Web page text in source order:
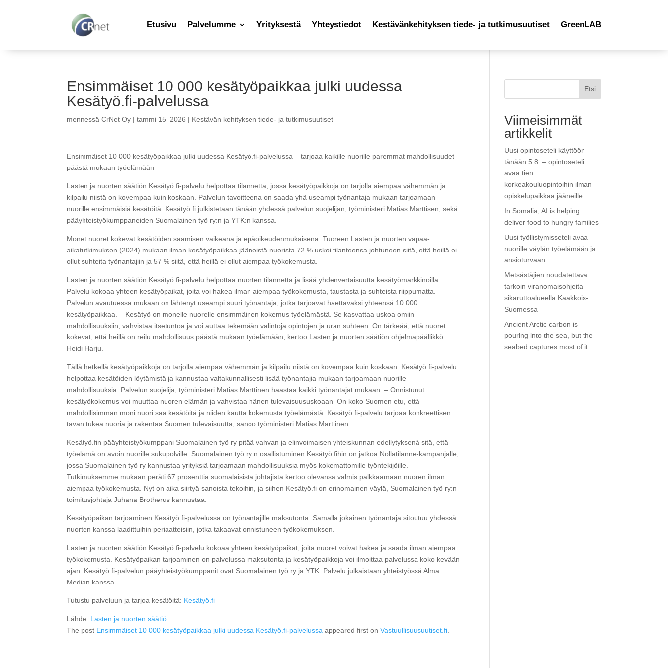
Etusivu Palvelumme Yrityksestä Yhteystiedot Kestävänkehityksen tiede- ja tutkimusuutiset GreenLAB
Ensimmäiset 10 000 kesätyöpaikkaa julki uudessa
Kesätyö.fi-palvelussa
mennessäCrNet Oy |tammi 15, 2026 | Kestävän kehityksen tiede- ja tutkimusuutiset
Ensimmäiset 10 000 kesätyöpaikkaa julki uudessa Kesätyö.fi-palvelussa – tarjoaa kaikille nuorille paremmat mahdollisuudet
päästä mukaan työelämään
Lasten ja nuorten säätiön Kesätyö.fi-palvelu helpottaa tilannetta, jossa kesätyöpaikkoja on tarjolla aiempaa vähemmän ja
kilpailu niistä on kovempaa kuin koskaan. Palvelun tavoitteena on saada yhä useampi työnantaja mukaan tarjoamaan
nuorille ensimmäisiä kesätöitä. Kesätyö.fi julkistetaan tänään yhdessä palvelun suojelijan, työministeri Matias Marttisen, sekä
pääyhteistyökumppaneiden Suomalainen työ ry:n ja YTK:n kanssa.
Monet nuoret kokevat kesätöiden saamisen vaikeana ja epäoikeudenmukaisena. Tuoreen Lasten ja nuorten vapaa-
aikatutkimuksen (2024) mukaan ilman kesätyöpaikkaa jääneistä nuorista 72 % uskoi tilanteensa johtuneen siitä, että heillä ei
ollut suhteita työnantajiin ja 57 % siitä, että heillä ei ollut aiempaa työkokemusta.
Lasten ja nuorten säätiön Kesätyö.fi-palvelu helpottaa nuorten tilannetta ja lisää yhdenvertaisuutta kesätyömarkkinoilla.
Palvelu kokoaa yhteen kesätyöpaikat, joita voi hakea ilman aiempaa työkokemusta, taustasta ja suhteista riippumatta.
Palvelun avautuessa mukaan on lähtenyt useampi suuri työnantaja, jotka tarjoavat haettavaksi yhteensä 10 000
kesätyöpaikkaa. – Kesätyö on monelle nuorelle ensimmäinen kokemus työelämästä. Se kasvattaa uskoa omiin
mahdollisuuksiin, vahvistaa itsetuntoa ja voi auttaa tekemään valintoja opintojen ja uran suhteen. On tärkeää, että nuoret
kokevat, että heillä on reilu mahdollisuus päästä mukaan työelämään, kertoo Lasten ja nuorten säätiön ohjelmapäällikkö
Heidi Harju.
Tällä hetkellä kesätyöpaikkoja on tarjolla aiempaa vähemmän ja kilpailu niistä on kovempaa kuin koskaan. Kesätyö.fi-palvelu
helpottaa kesätöiden löytämistä ja kannustaa valtakunnallisesti lisää työnantajia mukaan tarjoamaan nuorille
mahdollisuuksia. Palvelun suojelija, työministeri Matias Marttinen haastaa kaikki työnantajat mukaan. – Onnistunut
kesätyökokemus voi muuttaa nuoren elämän ja vahvistaa hänen tulevaisuususkoaan. On koko Suomen etu, että
mahdollisimman moni nuori saa kesätöitä ja niiden kautta kokemusta työelämästä. Kesätyö.fi-palvelu tarjoaa konkreettisen
tavan tukea nuoria ja rakentaa Suomen tulevaisuutta, sanoo työministeri Matias Marttinen.
Kesätyö.fin pääyhteistyökumppani Suomalainen työ ry pitää vahvan ja elinvoimaisen yhteiskunnan edellytyksenä sitä, että
työelämä on avoin nuorille sukupolville. Suomalainen työ ry:n osallistuminen Kesätyö.fihin on jatkoa Nollatilanne-kampanjalle,
jossa Suomalainen työ ry kannustaa yrityksiä tarjoamaan mahdollisuuksia myös kokemattomille työntekijöille. –
Tutkimuksemme mukaan peräti 67 prosenttia suomalaisista johtajista kertoo olevansa valmis palkkaamaan nuoren ilman
aiempaa työkokemusta. Nyt on aika siirtyä sanoista tekoihin, ja siihen Kesätyö.fi on erinomainen väylä, Suomalainen työ ry:n
toimitusjohtaja Juhana Brotherus kannustaa.
Kesätyöpaikan tarjoaminen Kesätyö.fi-palvelussa on työnantajille maksutonta. Samalla jokainen työnantaja sitoutuu yhdessä
nuorten kanssa laadittuihin periaatteisiin, jotka takaavat onnistuneen työkokemuksen.
Lasten ja nuorten säätiön Kesätyö.fi-palvelu kokoaa yhteen kesätyöpaikat, joita nuoret voivat hakea ja saada ilman aiempaa
työkokemusta. Kesätyöpaikan tarjoaminen on palvelussa maksutonta ja kesätyöpaikkoja voi ilmoittaa palvelussa koko kevään
ajan. Kesätyö.fi-palvelun pääyhteistyökumppanit ovat Suomalainen työ ry ja YTK. Palvelu julkaistaan yhteistyössä Alma
Median kanssa.
Tutustu palveluun ja tarjoa kesätöitä: Kesätyö.fi
Lähde: Lasten ja nuorten säätiö
The post Ensimmäiset 10 000 kesätyöpaikkaa julki uudessa Kesätyö.fi-palvelussa appeared first onVastuullisuusuutiset.fi
Etsi
Viimeisimmät
artikkelit
Uusi opintoseteli käyttöön
tänään 5.8. – opintoseteli
avaa tien
korkeakouluopintoihin ilman
opiskelupaikkaa jääneille
In Somalia, AI is helping
deliver food to hungry families
Uusi työllistymisseteli avaa
nuorille väylän työelämään ja
ansioturvaan
Metsästäjien noudatettava
tarkoin viranomaisohjeita
sikaruttoalueella Kaakkois-
Suomessa
Ancient Arctic carbon is
pouring into the sea, but the
seabed captures most of it